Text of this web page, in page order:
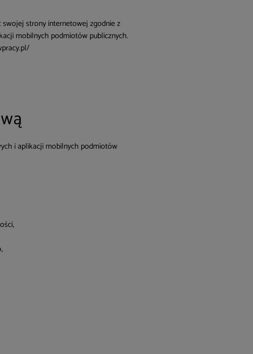
strony internetowej zgodnie z
mobilnych podmiotów publicznych.
i aplikacji mobilnych podmiotów